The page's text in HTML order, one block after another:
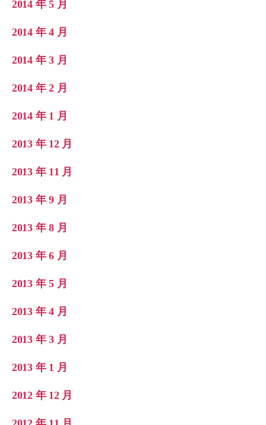
2014 年 5 月
2014 年 4 月
2014 年 3 月
2014 年 2 月
2014 年 1 月
2013 年 12 月
2013 年 11 月
2013 年 9 月
2013 年 8 月
2013 年 6 月
2013 年 5 月
2013 年 4 月
2013 年 3 月
2013 年 1 月
2012 年 12 月